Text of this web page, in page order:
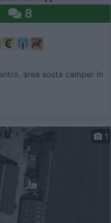
8
area sosta camper in
1